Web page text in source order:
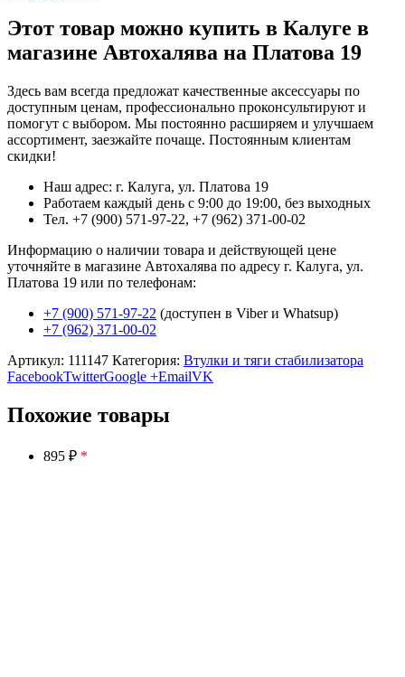
Этот товар можно купить в Калуге в
магазине Автохалява на Платова 19
Здесь вам всегда предложат качественные аксессуары по
доступным ценам, профессионально проконсультируют и
помогут с выбором. Мы постоянно расширяем и улучшаем
ассортимент, заезжайте почаще. Постоянным клиентам
скидки!
Наш адрес: г. Калуга, ул. Платова 19
Работаем каждый день с 9:00 до 19:00, без выходных
Тел. +7 (900) 571-97-22, +7 (962) 371-00-02
Информацию о наличии товара и действующей цене
уточняйте в магазине Автохалява по адресу г. Калуга, ул.
Платова 19 или по телефонам:
+7 (900) 571-97-22 (доступен в Viber и Whatsup)
+7 (962) 371-00-02
Артикул: 111147 Категория: Втулки и тяги стабилизатора
FacebookTwitterGoogle +EmailVK
Похожие товары
895 ₽ *